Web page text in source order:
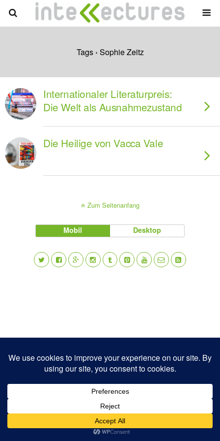
Tags › Sophie Zeitz
Internationaler Literaturpreis:
Die Welt als Ausnahmezustand
Die Heilige von Vacca Vale
Zum Seitenanfang
Mobil Desktop